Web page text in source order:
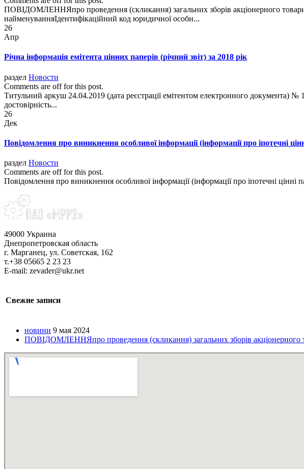
ПОВІДОМЛЕННЯпро проведення (скликання) загальних зборів акціонерного
найменуванняІдентифікаційний код юридичної особи...
26
Апр
Річна інформація емітента цінних паперів (річний звіт) за 2018 рік
раздел Новости
Comments are off for this post.
Титульний аркуш 24.04.2019 (дата реєстрації емітентом електронного
достовірність...
26
Дек
Повідомлення про виникнення особливої інформації (інформації про іпотечні
раздел Новости
Comments are off for this post.
Повідомлення про виникнення особливої інформації (інформації про іпотечні цінні
49000 Украина
Днепропетровская область
г. Марганец, ул. Советская, 162
т.+38 05665 2 23 23
E-mail: zevader@ukr.net
Свежие записи
новини 9 мая 2024
ПОВІДОМЛЕННЯпро проведення (скликання) загальних зборів акціонерного